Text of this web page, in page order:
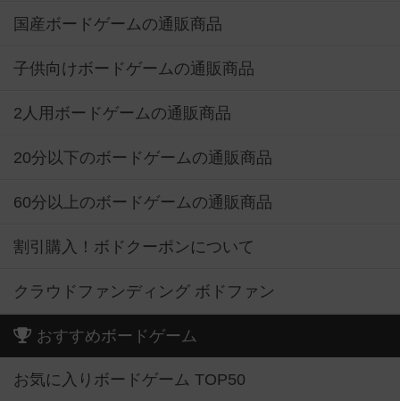
国産ボードゲームの通販商品
子供向けボードゲームの通販商品
2人用ボードゲームの通販商品
20分以下のボードゲームの通販商品
60分以上のボードゲームの通販商品
割引購入！ボドクーポンについて
クラウドファンディング ボドファン
おすすめボードゲーム
お気に入りボードゲーム TOP50